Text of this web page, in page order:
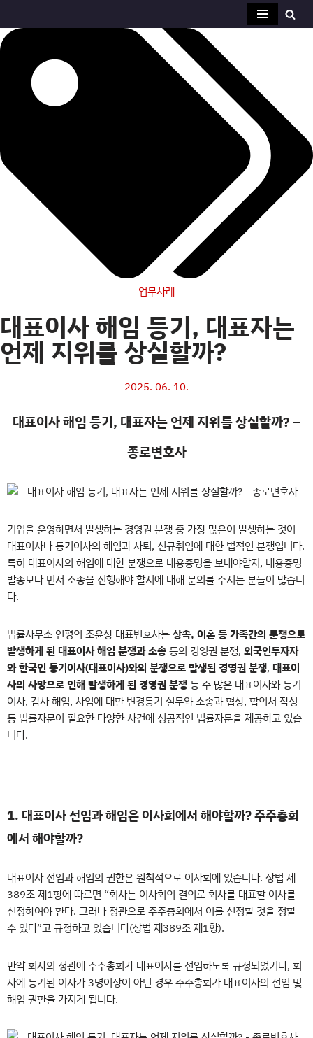
업무사례
대표이사 해임 등기, 대표자는
언제 지위를 상실할까?
2025. 06. 10.
대표이사 해임 등기, 대표자는 언제 지위를 상실할까? –
종로변호사
기업을 운영하면서 발생하는 경영권 분쟁 중 가장 많은이 발생하는 것이
대표이사나 등기이사의 해임과 사퇴, 신규취임에 대한 법적인 분쟁입니다.
특히 대표이사의 해임에 대한 분쟁으로 내용증명을 보내야할지, 내용증명
발송보다 먼저 소송을 진행해야 할지에 대해 문의를 주시는 분들이 많습니
다.
법률사무소 인평의 조윤상 대표변호사는상속, 이혼 등 가족간의 분쟁으로
발생하게 된 대표이사 해임 분쟁과 소송등의 경영권 분쟁, 외국인투자자
와 한국인 등기이사(대표이사)와의 분쟁으로 발생된 경영권 분쟁, 대표이
사의 사망으로 인해 발생하게 된 경영권 분쟁등 수 많은 대표이사와 등기
이사, 감사 해임, 사임에 대한 변경등기 실무와 소송과 협상, 합의서 작성
등 법률자문이 필요한 다양한 사건에 성공적인 법률자문을 제공하고 있습
니다.
1. 대표이사 선임과 해임은 이사회에서 해야할까? 주주총회
에서 해야할까?
대표이사 선임과 해임의 권한은 원칙적으로 이사회에 있습니다. 상법 제
389조 제1항에 따르면 “회사는 이사회의 결의로 회사를 대표할 이사를
선정하여야 한다. 그러나 정관으로 주주총회에서 이를 선정할 것을 정할
수 있다”고 규정하고 있습니다(상법 제389조 제1항).
만약 회사의 정관에 주주총회가 대표이사를 선임하도록 규정되었거나, 회
사에 등기된 이사가 3명이상이 아닌 경우 주주총회가 대표이사의 선임 및
해임 권한을 가지게 됩니다.